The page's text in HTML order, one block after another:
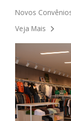
Novos
Veja Mais